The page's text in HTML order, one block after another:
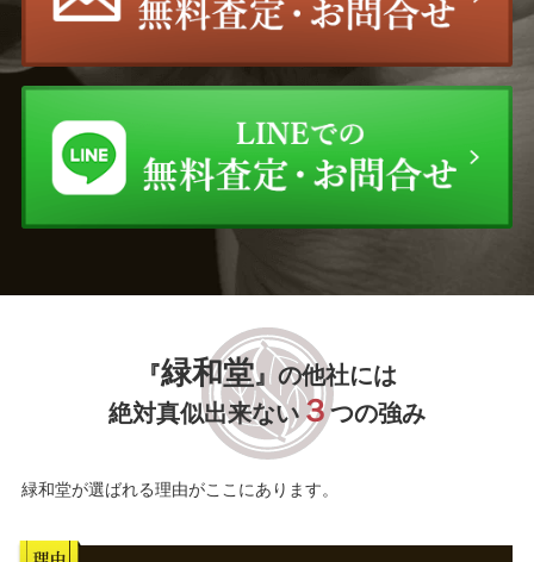
『緑和堂』の他社には
絶対真似出来ない ３つの強み
緑和堂が選ばれる理由がここにあります。